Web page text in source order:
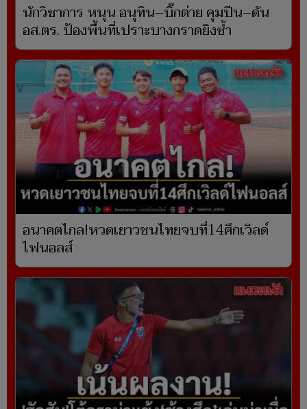
นักวิชาการ หนุน อนุทิน–บิ๊กต่าย คุมปืน–ดัน
อส.ตร. ป้องพื้นที่เปราะบางกราดยิงซ้ำ
อนาคตไกล!หวดเยาวชนไทยจบที่14ศึกเวิลด์
ไฟนอลส์